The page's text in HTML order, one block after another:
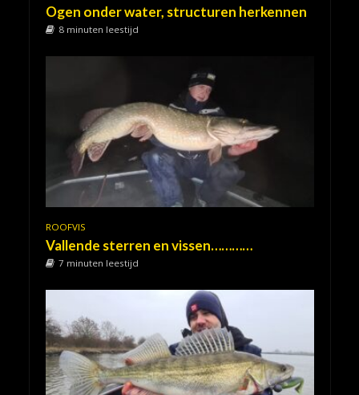
Ogen onder water, structuren herkennen
8 minuten leestijd
ROOFVIS
Vallende sterren en vissen…………
7 minuten leestijd